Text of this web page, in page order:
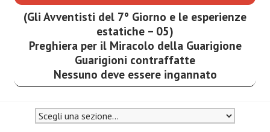
(Gli Avventisti del 7° Giorno e le esperienze
estatiche – 05)
Preghiera per il Miracolo della Guarigione
Guarigioni contraffatte
Nessuno deve essere ingannato